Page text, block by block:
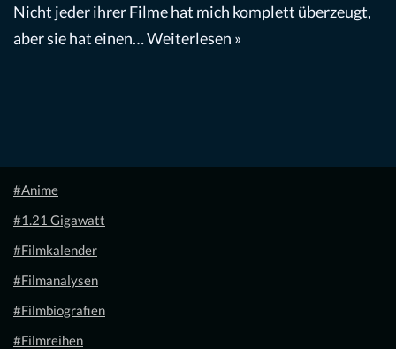
Nicht jeder ihrer Filme hat mich komplett überzeugt,
aber sie hat einen…Weiterlesen »
#Anime
#1.21 Gigawatt
#Filmkalender
#Filmanalysen
#Filmbiografien
#Filmreihen